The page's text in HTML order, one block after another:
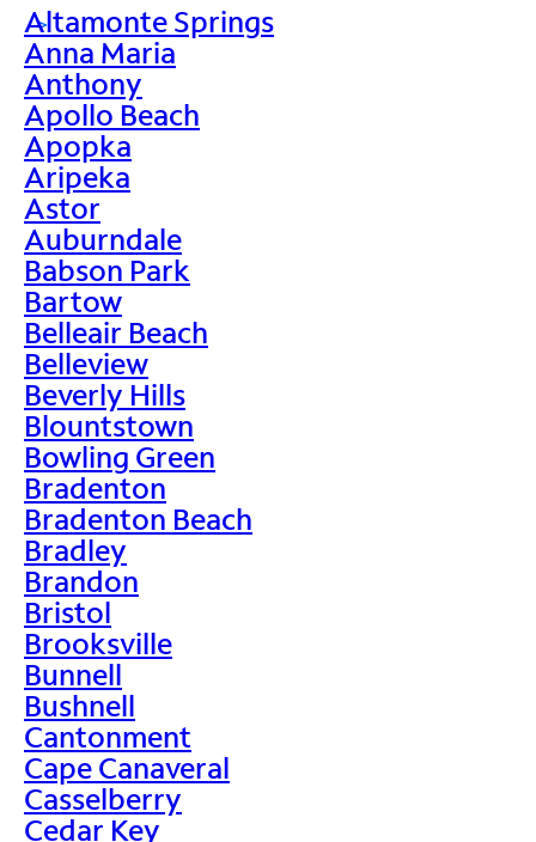
>
Altamonte Springs
Anna Maria
Anthony
Apollo Beach
Apopka
Aripeka
Astor
Auburndale
Babson Park
Bartow
Belleair Beach
Belleview
Beverly Hills
Blountstown
Bowling Green
Bradenton
Bradenton Beach
Bradley
Brandon
Bristol
Brooksville
Bunnell
Bushnell
Cantonment
Cape Canaveral
Casselberry
Cedar Key